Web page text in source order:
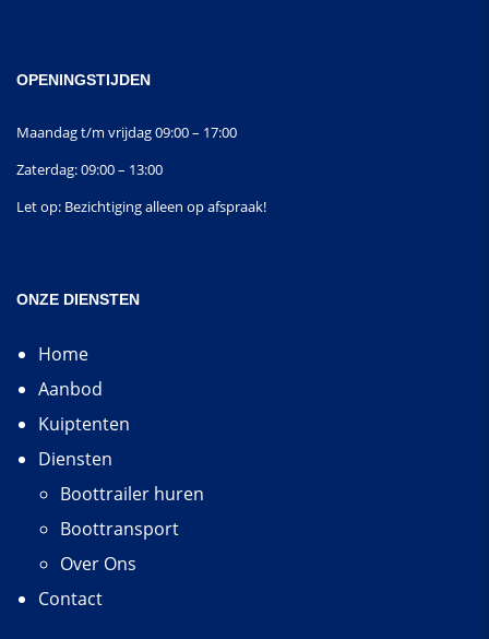
OPENINGSTIJDEN
Maandag t/m vrijdag 09:00 – 17:00
Zaterdag: 09:00 – 13:00
Let op: Bezichtiging alleen op afspraak!
ONZE DIENSTEN
Home
Aanbod
Kuiptenten
Diensten
Boottrailer huren
Boottransport
Over Ons
Contact